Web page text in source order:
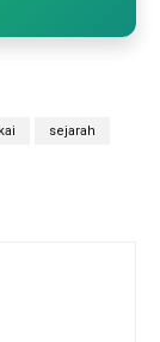
sejarah